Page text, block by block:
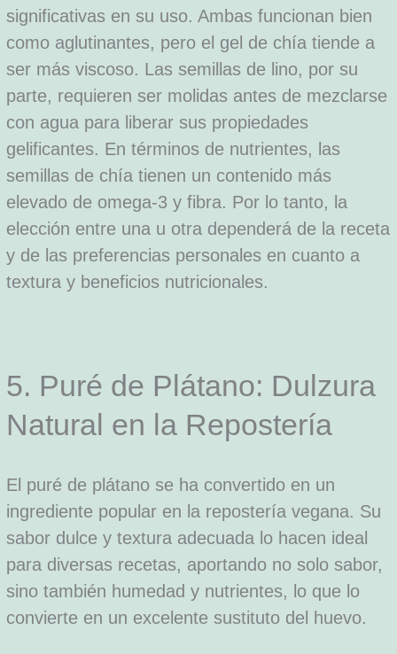
significativas en su uso. Ambas funcionan bien
como aglutinantes, pero el gel de chía tiende a
ser más viscoso. Las semillas de lino, por su
parte, requieren ser molidas antes de mezclarse
con agua para liberar sus propiedades
gelificantes. En términos de nutrientes, las
semillas de chía tienen un contenido más
elevado de omega-3 y fibra. Por lo tanto, la
elección entre una u otra dependerá de la receta
y de las preferencias personales en cuanto a
textura y beneficios nutricionales.
5. Puré de Plátano: Dulzura
Natural en la Repostería
El puré de plátano se ha convertido en un
ingrediente popular en la repostería vegana. Su
sabor dulce y textura adecuada lo hacen ideal
para diversas recetas, aportando no solo sabor,
sino también humedad y nutrientes, lo que lo
convierte en un excelente sustituto del huevo.